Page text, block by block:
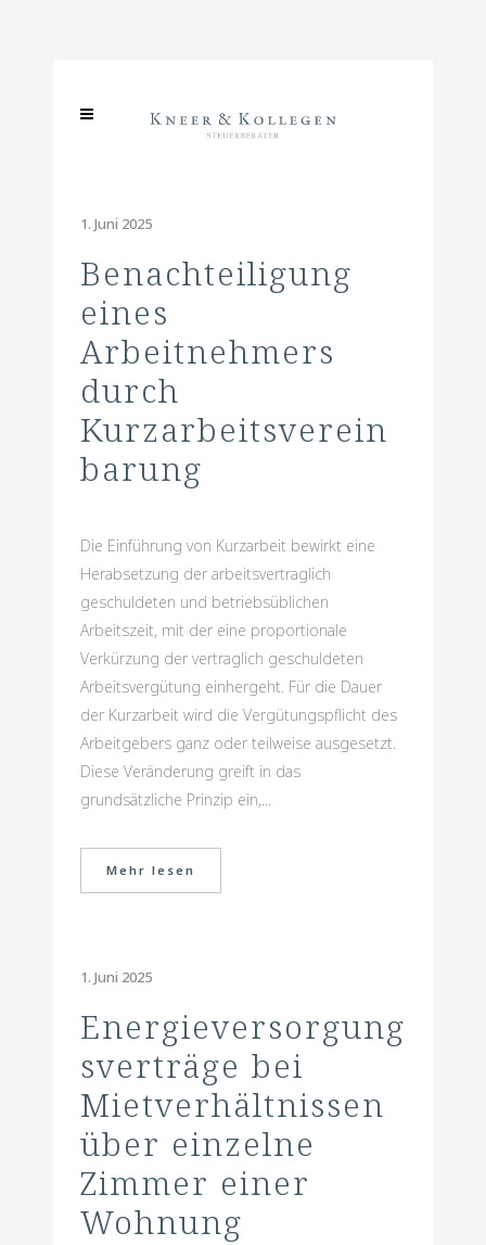
1. Juni 2025
Benachteiligung
eines
Arbeitnehmers
durch
Kurzarbeitsverein
barung
Die Einführung von Kurzarbeit bewirkt eine
Herabsetzung der arbeitsvertraglich
geschuldeten und betriebsüblichen
Arbeitszeit, mit der eine proportionale
Verkürzung der vertraglich geschuldeten
Arbeitsvergütung einhergeht. Für die Dauer
der Kurzarbeit wird die Vergütungspflicht des
Arbeitgebers ganz oder teilweise ausgesetzt.
Diese Veränderung greift in das
grundsätzliche Prinzip ein,...
Mehr lesen
1. Juni 2025
Energieversorgung
sverträge bei
Mietverhältnissen
über einzelne
Zimmer einer
Wohnung